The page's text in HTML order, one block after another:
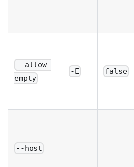
--allow-
empty
-E false
--host